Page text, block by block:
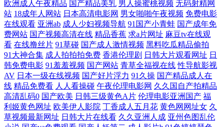
文字幕丰满少妇 一区美女 三级金典91 伪娘撸管射精视频 日本做爱91视屏
麻豆果冻大香蕉 国产网站在线 黄色片青青草 国产区在线不卡9 91视频国
产网址 含羞草免费91 91深夜熟妇视频 在线看91 亚州综合网 日韩精品乱
欧美成人精品18 人人操免费网 日本一本本兔费区 日韩高清成人AV 人人艹
艹 91cn邎78 欧美性爱18 人妻美少妇 欧美色图中文 美女91网站 人妻第八
欧洲成人午夜精品 国产精品美乳 男人操蜜桃视频 无码射精网
站 18成年人网站 日本高清电影网 男女啪啪午夜视频 免费电影
在线观看 亚洲ab 成人少妇视频导航 91国产小青蛙 国产成年免
费网站 国产视频高清在线 精品香蕉 求a片网址 麻豆tv在线观
看 在线撸丝片 91草碰 国产成人激情视频 黑料吃瓜精品偷拍
91大神合集 成人拍拍拍免费 香港伦理剧 日韩大片观看网址 日
韩免费电影 91羞羞视频 国产网站 青草全福视在线 性导航影视
AV 日本一级在线视频 国产好片浮力 91久操 国产精品成人在
线 精品免费看 人人看操碰 午夜伦理电影网 久久国自产拍精品
高清乱码0 国产欧美 日韩三级黄色A片 伦理电影亚洲国产 福
利姬黄色网址 欧美伊人影院 丁香成人五月花 黄色网网址女 久
草视频最新网址 日韩大片在线看 久久亚洲人成 亚州色图乱伦